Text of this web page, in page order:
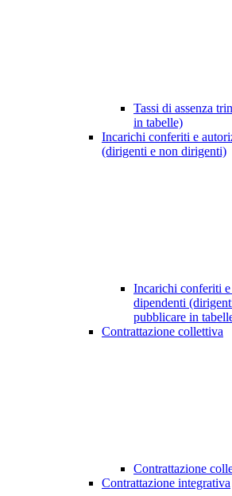
Tassi di assenza
in tabelle)
Incarichi conferiti e
(dirigenti e non dirigenti)
Incarichi conferiti
dipendenti
pubblicare in
Contrattazione collettiva
Contrattazione
Contrattazione integrativa